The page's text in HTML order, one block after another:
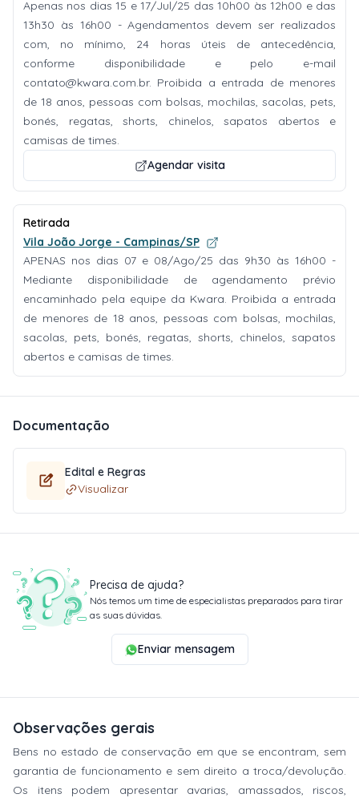
Apenas nos dias 15 e 17/Jul/25 das 10h00 às 12h00 e das
13h30 às 16h00 - Agendamentos devem ser realizados
com, no mínimo, 24 horas úteis de antecedência,
conforme disponibilidade e pelo e-mail
contato@kwara.com.br. Proibida a entrada de menores
de 18 anos, pessoas com bolsas, mochilas, sacolas, pets,
bonés, regatas, shorts, chinelos, sapatos abertos e
camisas de times.
Agendar visita
Retirada
Vila João Jorge - Campinas/SP
APENAS nos dias 07 e 08/Ago/25 das 9h30 às 16h00 -
Mediante disponibilidade de agendamento prévio
encaminhado pela equipe da Kwara. Proibida a entrada
de menores de 18 anos, pessoas com bolsas, mochilas,
sacolas, pets, bonés, regatas, shorts, chinelos, sapatos
abertos e camisas de times.
Documentação
Edital e Regras
Visualizar
Precisa de ajuda?
Nós temos um time de especialistas preparados para tirar
as suas dúvidas.
Enviar mensagem
Observações gerais
Bens no estado de conservação em que se encontram, sem
garantia de funcionamento e sem direito a troca/devolução.
Os itens podem apresentar avarias, amassados, riscos,